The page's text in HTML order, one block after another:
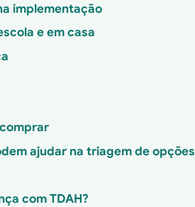
implementação
e em casa
ajudar na triagem de opções
com TDAH?